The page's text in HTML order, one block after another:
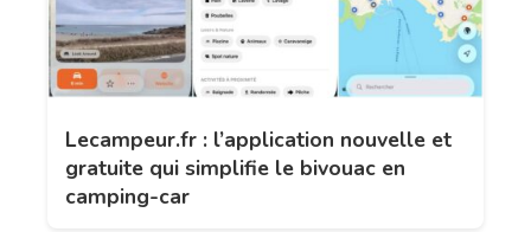
Lecampeur.fr : l’application nouvelle et
gratuite qui simplifie le bivouac en
camping-car